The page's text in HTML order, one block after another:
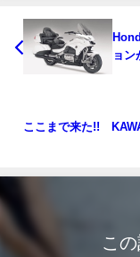
ョン
ここまで来た!!
こ